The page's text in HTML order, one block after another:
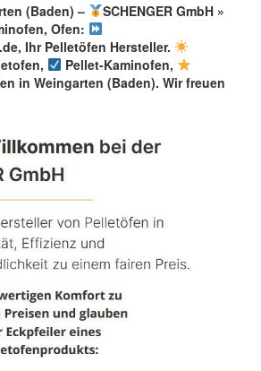
(Baden) –
SCHENGER GmbH »
Ofen:
Ihr Pelletöfen Hersteller.
Pellet-Kaminofen,
in Weingarten (Baden). Wir freuen